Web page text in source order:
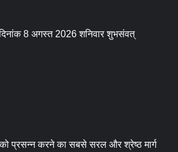
8 अगस्त 2026 शनिवार शुभसंवत्
को प्रसन्न करने का सबसे सरल और श्रेष्ठ मार्ग